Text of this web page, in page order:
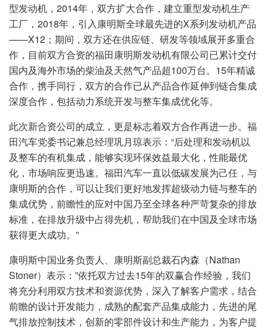
型发动机，2014年，双方扩大合作，建立重型发动机生产
工厂，2018年，引入康明斯全球最先进的X系列发动机产品
——X12；期间，双方还在供应链、研发等领域展开多重合
作，目前双方合资的福田康明斯发动机有限公司已累计交付
国内及海外市场的柴油及天然气产品超100万台。15年精诚
合作，携手同行，双方的合作已从产品合作延伸到链合集成
深度合作，包括动力系统开发与整车集成优化等。
此次新合资公司的成立，更是标志着双方合作再进一步。福
田汽车党委书记兼总经理巩月琼表示：“后处理和发动机以
及整车的有机集成，能够实现环保效益最大化，性能最优
化，市场响应更迅速。福田汽车一直以低碳发展为己任，与
康明斯的合作，可以让我们更好地发挥超级动力链与整车的
集成优势，前瞻性的应对中国乃至全球各种严苛复杂的排放
标准，在排放升级中占得先机，帮助我们在中国及全球市场
获得更大成功。”
康明斯中国业务负责人、康明斯副总裁石内森（Nathan
Stoner）表示：”依托双方过去15年的双赢合作经验，我们
将充分利用双方技术和资源优势，深入了解客户需求，结合
前瞻的设计开发能力，成熟的配套产品集成能力，先进的尾
气排放控制技术，创新的零部件设计和生产能力，为客户提